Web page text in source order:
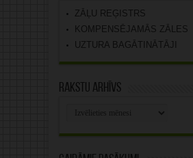
ZĀĻU REĢISTRS
KOMPENSĒJAMĀS ZĀLES
UZTURA BAGĀTINĀTĀJI
Rakstu arhīvs